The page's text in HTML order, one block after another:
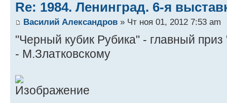
Re: 1984. Ленинград. 6-я
Василий Александров » Чт ноя 01, 2012 7:53 am
"Черный кубик Рубика" - главный
- М.Златковскому